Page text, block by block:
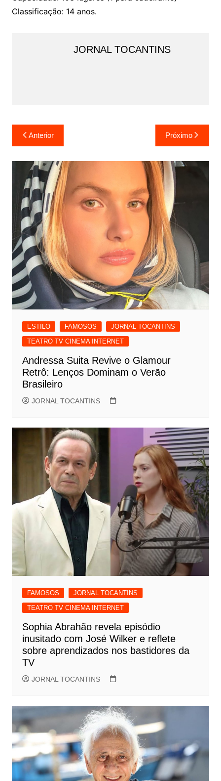
Classificação: 14 anos.
JORNAL TOCANTINS
Navegação
de
Post
Anterior Próximo
ESTILO FAMOSOS
JORNAL TOCANTINS
TEATRO TV CINEMA INTERNET
Andressa Suita Revive o Glamour
Retrô: Lenços Dominam o Verão
Brasileiro
JORNAL TOCANTINS
FAMOSOS
JORNAL TOCANTINS
TEATRO TV CINEMA INTERNET
Sophia Abrahão revela episódio
inusitado com José Wilker e reflete
sobre aprendizados nos bastidores da
TV
JORNAL TOCANTINS